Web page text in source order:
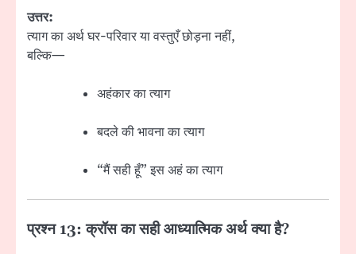
उत्तर:
त्याग का अर्थ घर-परिवार या वस्तुएँ छोड़ना नहीं,
बल्कि—
अहंकार का त्याग
बदले की भावना का त्याग
“मैं सही हूँ” इस अहं का त्याग
प्रश्न 13: क्रॉस का सही आध्यात्मिक अर्थ क्या है?